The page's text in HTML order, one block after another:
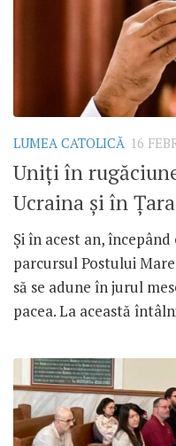
LUMEA CATOLICĂ 16
Uniți în
Ucraina și în
Și în acest an,
parcursul Postului
să se adune în jurul
pacea. La această